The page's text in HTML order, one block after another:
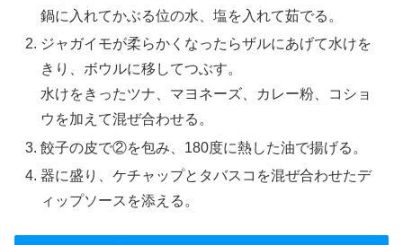
鍋に入れてかぶる位の水、塩を入れて茹でる。
ジャガイモが柔らかくなったらザルにあげて水けを
きり、ボウルに移してつぶす。
水けをきったツナ、マヨネーズ、カレー粉、コショ
ウを加えて混ぜ合わせる。
餃子の皮で②を包み、180度に熱した油で揚げる。
器に盛り、ケチャップとタバスコを混ぜ合わせたデ
ィップソースを添える。